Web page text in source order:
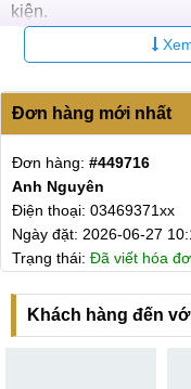
kiện.
Với tất cả những ưu
hàng dịch vụ hàng
Hệ thống sửa chữa
Tại Hà Nội
CN 1:120 Thái
Hotline:
Đơn hàng mới nhất
Đơn hàng:#449455
A Sơn
Điện thoại:
Ngày đặt: 2026-
Trạng thái:Chờ LT
Khách hàng đến